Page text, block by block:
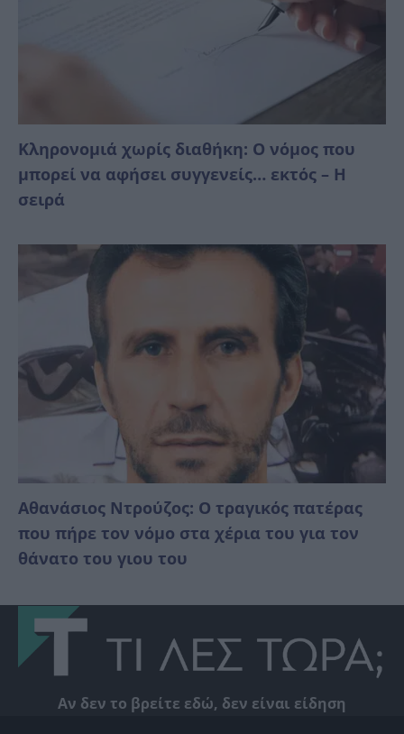
Κληρονομιά χωρίς διαθήκη: Ο νόμος που
μπορεί να αφήσει συγγενείς… εκτός – Η
σειρά
Αθανάσιος Ντρούζος: Ο τραγικός πατέρας
που πήρε τον νόμο στα χέρια του για τον
θάνατο του γιου του
Αν δεν το βρείτε εδώ, δεν είναι είδηση